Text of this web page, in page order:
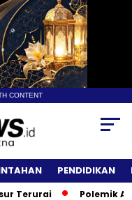
CONTENT
PENDIDIKAN
Terurai Polemik